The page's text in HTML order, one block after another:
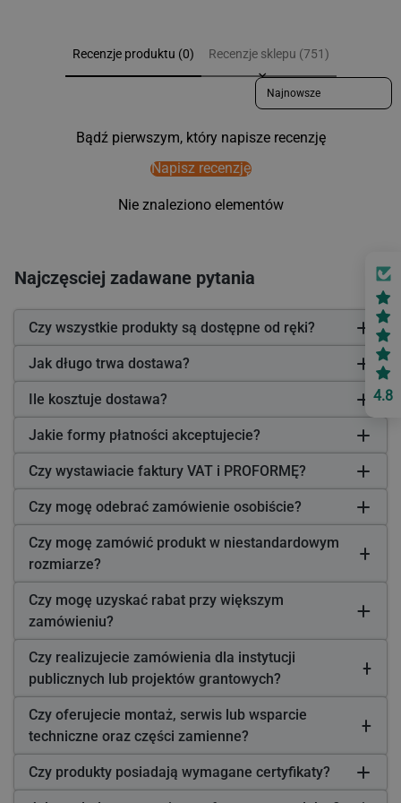
Recenzje produktu (0) Recenzje sklepu (751)
Sort reviews by
Bądź pierwszym, który napisze recenzję
Napisz recenzję
Nie znaleziono elementów
Najczęsciej zadawane pytania
Czy wszystkie produkty są dostępne od ręki?
Jak długo trwa dostawa?
Ile kosztuje dostawa?
Jakie formy płatności akceptujecie?
Czy wystawiacie faktury VAT i PROFORMĘ?
Czy mogę odebrać zamówienie osobiście?
Czy mogę zamówić produkt w niestandardowym
rozmiarze?
Czy mogę uzyskać rabat przy większym
zamówieniu?
Czy realizujecie zamówienia dla instytucji
publicznych lub projektów grantowych?
Czy oferujecie montaż, serwis lub wsparcie
techniczne oraz części zamienne?
Czy produkty posiadają wymagane certyfikaty?
4.8